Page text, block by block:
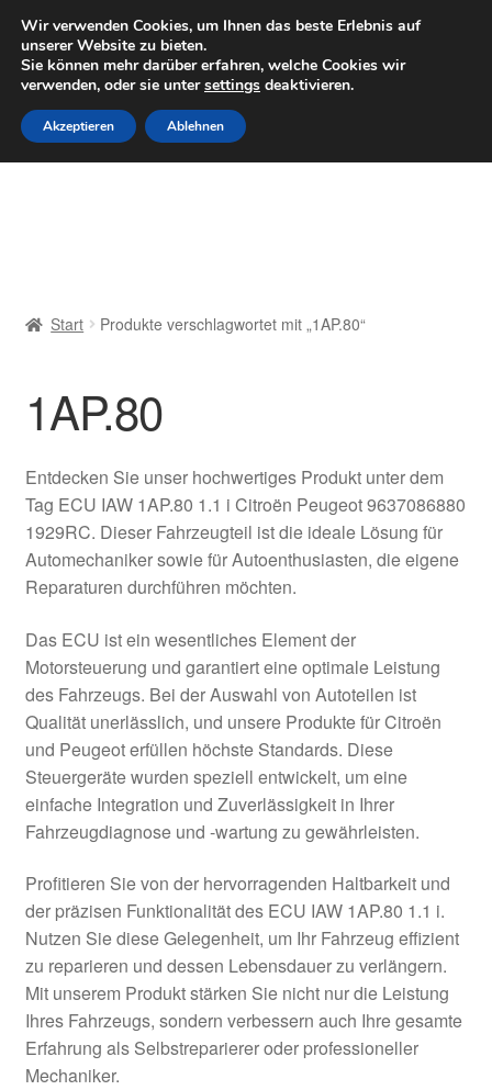
LIEFERUNG ab 6 EUR
Mo–Fr 9–16 Uhr · 0175 7465658
Zur
Navigation
springen
Zum
Inhalt
springen
Datenschutz-Bestimmungen
Impressum
Kasse
Kontakt
Lieferung
Mein Konto
Über uns
Warenkorb
Weltweiter Versand
Zahlungen
Start Produkte verschlagwortet mit „1AP.80“
1AP.80
Entdecken Sie unser hochwertiges Produkt unter dem
Tag ECU IAW 1AP.80 1.1 i Citroën Peugeot 9637086880
1929RC. Dieser Fahrzeugteil ist die ideale Lösung für
Automechaniker sowie für Autoenthusiasten, die eigene
Reparaturen durchführen möchten.
Das ECU ist ein wesentliches Element der
Motorsteuerung und garantiert eine optimale Leistung
des Fahrzeugs. Bei der Auswahl von Autoteilen ist
Qualität unerlässlich, und unsere Produkte für Citroën
und Peugeot erfüllen höchste Standards. Diese
Steuergeräte wurden speziell entwickelt, um eine
einfache Integration und Zuverlässigkeit in Ihrer
Fahrzeugdiagnose und -wartung zu gewährleisten.
Profitieren Sie von der hervorragenden Haltbarkeit und
der präzisen Funktionalität des ECU IAW 1AP.80 1.1 i.
Nutzen Sie diese Gelegenheit, um Ihr Fahrzeug effizient
zu reparieren und dessen Lebensdauer zu verlängern.
Mit unserem Produkt stärken Sie nicht nur die Leistung
Ihres Fahrzeugs, sondern verbessern auch Ihre gesamte
Erfahrung als Selbstreparierer oder professioneller
Mechaniker.
Wir verwenden Cookies, um Ihnen das beste Erlebnis auf
unserer Website zu bieten.
Sie können mehr darüber erfahren, welche Cookies wir
verwenden, oder sie untersettings deaktivieren.
Akzeptieren Ablehnen